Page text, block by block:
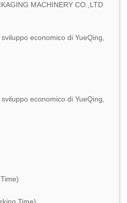
MACHINERY CO.,LTD
economico di YueQing,
economico di YueQing,